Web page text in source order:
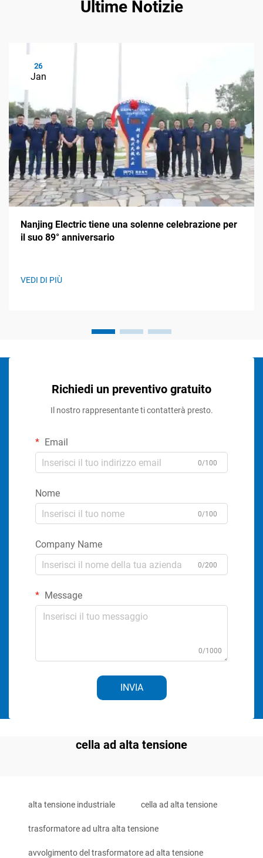
Ultime Notizie
26
Jan
Nanjing Electric tiene una solenne celebrazione per
il suo 89° anniversario
VEDI DI PIÙ
Richiedi un preventivo gratuito
Il nostro rappresentante ti contatterà presto.
Email
0/100
Nome
0/100
Company Name
0/200
Message
0/1000
INVIA
cella ad alta tensione
alta tensione industriale cella ad alta tensione
trasformatore ad ultra alta tensione
avvolgimento del trasformatore ad alta tensione